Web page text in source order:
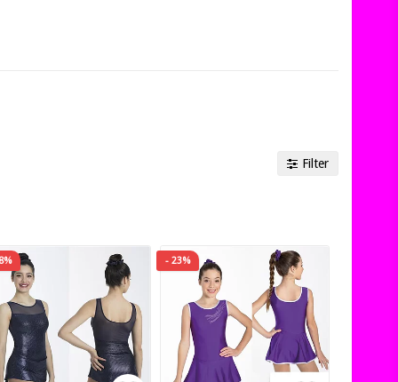
Filter
- 23%